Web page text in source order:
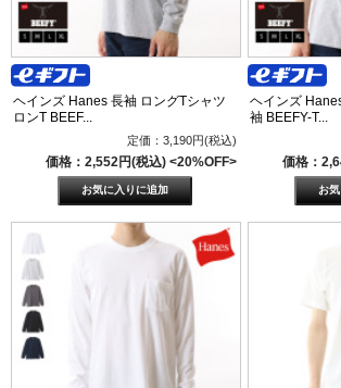
ヘインズ Hanes 長袖 ロングTシャツ
ロンT BEEF...
定価：3,190円(税込)
価格：2,552円(税込) <20%OFF>
ヘインズ
袖 BEEFY-T...
価格：